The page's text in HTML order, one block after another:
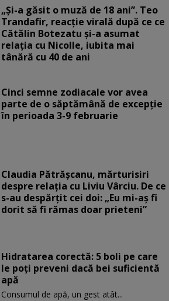
„Și-a găsit o muză de 18 ani”. Teo
Trandafir, reacție virală după ce ce
Cătălin Botezatu și-a asumat
relația cu Nicolle, iubita mai
tânără cu 40 de ani
Cinci semne zodiacale vor avea
parte de o săptămână de excepție
în perioada 3-9 februarie
Claudia Pătrășcanu, mărturisiri
despre relația cu Liviu Vârciu. De ce
s-au despărțit cei doi: „Eu mi-aș fi
dorit să fi rămas doar prieteni”
Hidratarea corectă: 5 boli pe care
le poți preveni dacă bei suficientă
apă
Consumul de apă, un gest atât...